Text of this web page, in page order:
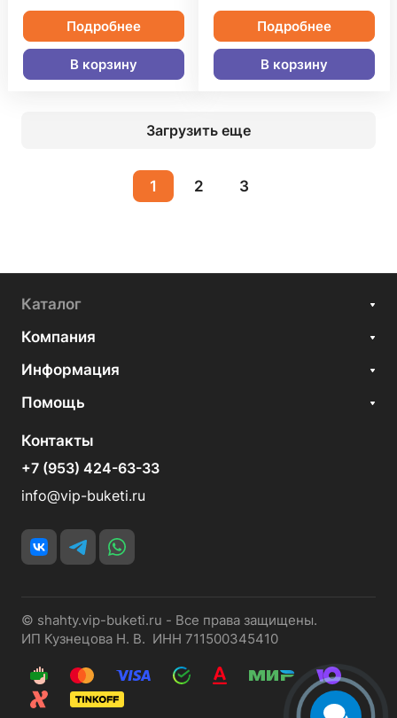
Подробнее
В корзину
Подробнее
В корзину
Загрузить еще
1 2 3
Каталог
Компания
Информация
Помощь
Контакты
+7 (953) 424-63-33
info@vip-buketi.ru
© shahty.vip-buketi.ru - Все права защищены.
ИП Кузнецова Н. В. ИНН 711500345410